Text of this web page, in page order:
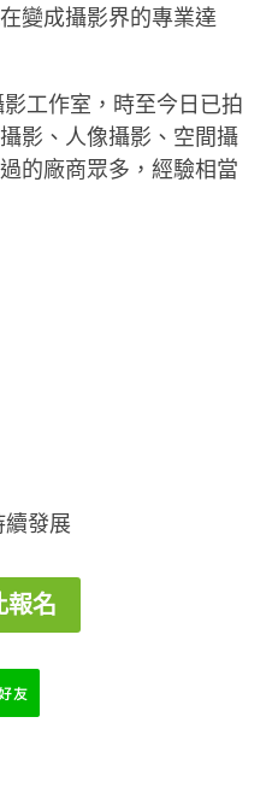
變成攝影界的專業達
工作室，時至今日已拍
影、人像攝影、空間攝
的廠商眾多，經驗相當
續發展
報名